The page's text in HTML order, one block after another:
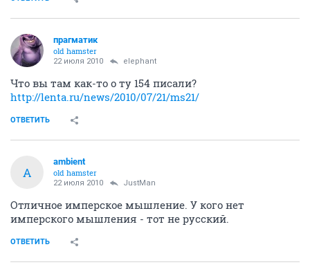
прагматик
old hamster
22 июля 2010 elephant
Что вы там как-то о ту 154 писали?
http://lenta.ru/news/2010/07/21/ms21/
ОТВЕТИТЬ
A
ambient
old hamster
22 июля 2010 JustMan
Отличное имперское мышление. У кого нет
имперского мышления - тот не русский.
ОТВЕТИТЬ